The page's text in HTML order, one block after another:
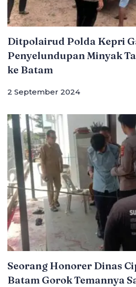
Ditpolairud Polda Kepri
Penyelundupan Minyak
ke Batam
2 September 2024
Seorang Honorer Dinas
Batam Gorok Temannya